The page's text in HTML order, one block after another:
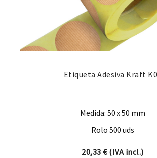
Etiqueta Adesiva Kraft
Medida: 50 x 50 mm
Rolo 500 uds
20,33€(IVA incl.)